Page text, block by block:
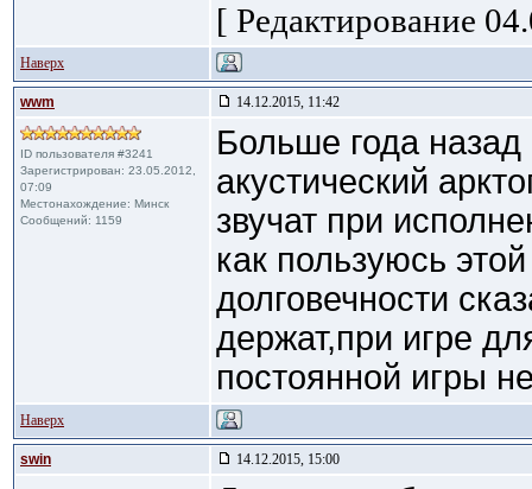
[ Редактирование
Наверх
wwm 14.12.2015, 11:42
ID пользователя #3241
Зарегистрирован: 23.05.2012,
07:09
Местонахождение: Mинск
Сообщений: 1159
Больше года назад
акустический
звучат при
как пользуюсь
долговечности
держат,при игре
постоянной игры
Наверх
swin 14.12.2015, 15:00